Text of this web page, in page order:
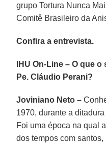
grupo Tortura Nunca
Comitê Brasileiro da
Confira a entrevista.
IHU On-Line – O que
Pe. Cláudio Perani?
Joviniano Neto –
1970, durante a
Foi uma época na qual
dos tempos com